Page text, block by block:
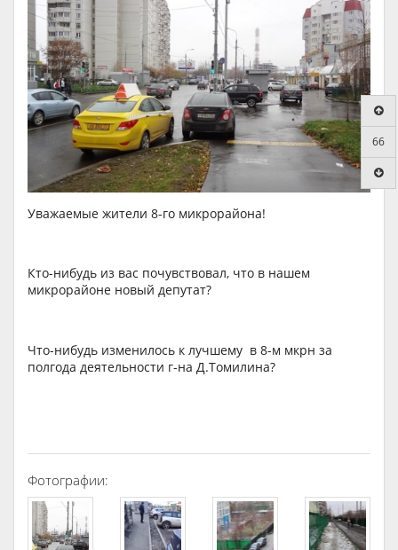
Уважаемые жители 8-го микрорайона!
Кто-нибудь из вас почувствовал, что в нашем
микрорайоне новый депутат?
Что-нибудь изменилось к лучшему в 8-м мкрн за
полгода деятельности г-на Д.Томилина?
Фотографии:
66